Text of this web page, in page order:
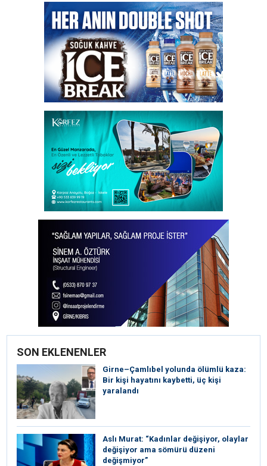
SON EKLENENLER
Girne–Çamlıbel yolunda ölümlü kaza:
Bir kişi hayatını kaybetti, üç kişi
yaralandı
Aslı Murat: “Kadınlar değişiyor, olaylar
değişiyor ama sömürü düzeni
değişmiyor”